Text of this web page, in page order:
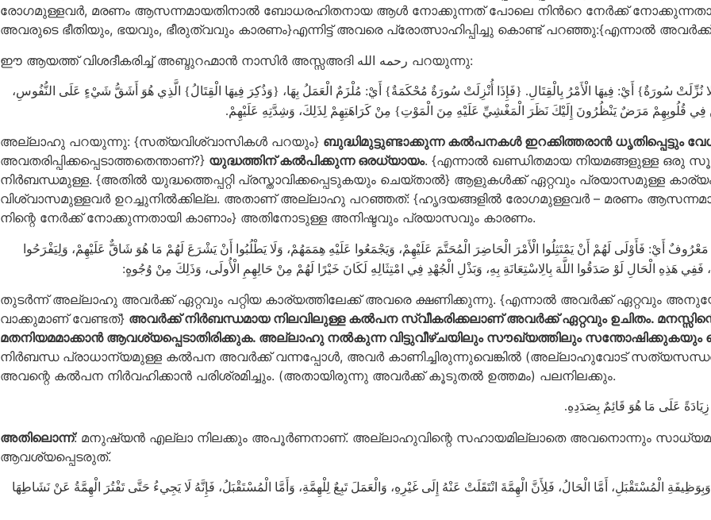
രോഗമുള്ളവര്‍, മരണം ആസന്നമായതിനാല്‍ ബോധരഹിതനായ ആള്‍ നോക്കുന്നത് പോലെ നിന്‍റെ നേര്‍ക്ക്
അവരുടെ ഭീതിയും, ഭയവും, ഭീരുത്വവും കാരണം}എന്നിട്ട് അവരെ പ്രോത്സാഹിപ്പിച്ചു കൊണ്ട് പറഞ്ഞു:{എന്നാല്‍
ഈ ആയത്ത് വിശദീകരിച്ച് അബ്ദുറഹ്മാന്‍ നാസിര്‍ അസ്സഅദി رحمه الله പറയുന്നു:
نُزِّلَتْ سُورَةٌ} أَيْ: فِيهَا الْأَمْرُ بِالْقِتَالِ. {فَإِذَا أُنْزِلَتْ سُورَةٌ مُحْكَمَةٌ} أَيْ: مُلْزَمٌ الْعَمَلُ بِهَا، {وَذُكِرَ فِيهَا الْقِتَالُ} الَّذِي هُوَ أَشَقُّ شَيْءٍ عَلَى النُّفُوسِ،
فِي قُلُوبِهِمْ مَرَضٌ يَنْظُرُونَ إِلَيْكَ نَظَرَ الْمَغْشِيِّ عَلَيْهِ مِنَ الْمَوْتِ} مِنْ كَرَاهَتِهِمْ لِذَلِكَ، وَشِدَّتِهِ عَلَيْهِمْ.
അല്ലാഹു പറയുന്നു: {സത്യവിശ്വാസികൾ പറയും} ബുദ്ധിമുട്ടുണ്ടാക്കുന്ന കൽപനകൾ ഇറക്കിത്തരാൻ ധൃതിപ്പെട്ടും
അവതരിപ്പിക്കപ്പെടാത്തതെന്താണ്?} യുദ്ധത്തിന് കൽപിക്കുന്ന ഒരധ്യായം. {എന്നാൽ ഖണ്ഡിതമായ നിയമങ്ങളുള്ള ഒരു
നിർബന്ധമുള്ള. {അതിൽ യുദ്ധത്തെപ്പറ്റി പ്രസ്താവിക്കപ്പെടുകയും ചെയ്താൽ} ആളുകൾക്ക് ഏറ്റവും പ്രയാസമുള്ള
വിശ്വാസമുള്ളവർ ഉറച്ചുനിൽക്കില്ല. അതാണ് അല്ലാഹു പറഞ്ഞത്: {ഹൃദയങ്ങളിൽ രോഗമുള്ളവർ – മരണം
നിന്റെ നേർക്ക് നോക്കുന്നതായി കാണാം} അതിനോടുള്ള അനിഷ്ടവും പ്രയാസവും കാരണം.
أَيْ: فَأَوْلَى لَهُمْ أَنْ يَمْتَثِلُوا الْأَمْرَ الْحَاضِرَ الْمُحَتَّمَ عَلَيْهِمْ، وَيَجْمَعُوا عَلَيْهِ هِمَمَهُمْ، وَلَا يَطْلُبُوا أَنْ يَشْرَعَ لَهُمْ مَا هُوَ شَاقٌّ عَلَيْهِمْ، وَلِيَفْرَحُوا
هَذِهِ الْحَالِ لَوْ صَدَقُوا اللَّهَ بِالِاسْتِعَانَةِ بِهِ، وَبَذْلِ الْجُهْدِ فِي امْتِثَالِهِ لَكَانَ خَيْرًا لَهُمْ مِنْ حَالِهِمِ الْأُولَى، وَذَلِكَ مِنْ وُجُوهٍ:
തുടർന്ന് അല്ലാഹു അവർക്ക് ഏറ്റവും പറ്റിയ കാര്യത്തിലേക്ക് അവരെ ക്ഷണിക്കുന്നു. {എന്നാൽ അവർക്ക് ഏറ്റവും
വാക്കുമാണ് വേണ്ടത്} അവർക്ക് നിർബന്ധമായ നിലവിലുള്ള കൽപന സ്വീകരിക്കലാണ് അവർക്ക് ഏറ്റവും ഉചിതം.
മതനിയമമാക്കാൻ ആവശ്യപ്പെടാതിരിക്കുക. അല്ലാഹു നൽകുന്ന വിട്ടുവീഴ്ചയിലും സൗഖ്യത്തിലും
നിർബന്ധ പ്രാധാന്യമുള്ള കൽപന അവർക്ക് വന്നപ്പോൾ, അവർ കാണിച്ചിരുന്നുവെങ്കിൽ (അല്ലാഹുവോട്
അവന്റെ കൽപന നിർവഹിക്കാൻ പരിശ്രമിച്ചും. (അതായിരുന്നു അവർക്ക് കൂടുതൽ ഉത്തമം) പലനിലക്കും.
زِيَادَةً عَلَى مَا هُوَ قَائِمٌ بِصَدَدِهِ.
അതിലൊന്ന്: മനുഷ്യൻ എല്ലാ നിലക്കും അപൂർണനാണ്. അല്ലാഹുവിന്റെ സഹായമില്ലാതെ അവനൊന്നും
ആവശ്യപ്പെടരുത്.
الْمُسْتَقْبَلِ، أَمَّا الْحَالُ، فَلِأَنَّ الْهِمَّةَ انْتَقَلَتْ عَنْهُ إِلَى غَيْرِهِ، وَالْعَمَلَ تَبِعٌ لِلْهِمَّةِ، وَأَمَّا الْمُسْتَقْبَلُ، فَإِنَّهُ لَا يَجِيءُ حَتَّى تَفْتُرَ الْهِمَّةُ عَنْ نَشَاطِهَا